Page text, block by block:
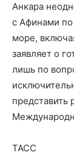
Анкара
с Афинами
море,
заявляет о
лишь по
представить
ТАСС